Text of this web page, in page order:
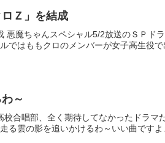
Ｚ」を結成
悪魔ちゃんスペシャル5/2放送のＳＰド
ではももクロのメンバーが女子高生役で
～
合唱部、全く期待してなかったドラ
る雲の影を追いかけるわ～いい曲ですよ